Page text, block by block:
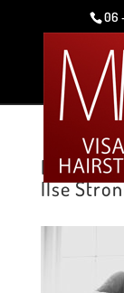
06
MM
Ilse